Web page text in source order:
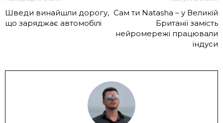
Шведи винайшли дорогу,
що заряджає автомобілі
Сам ти Natasha – у Великій
Британії замість
нейромережі працювали
індуси